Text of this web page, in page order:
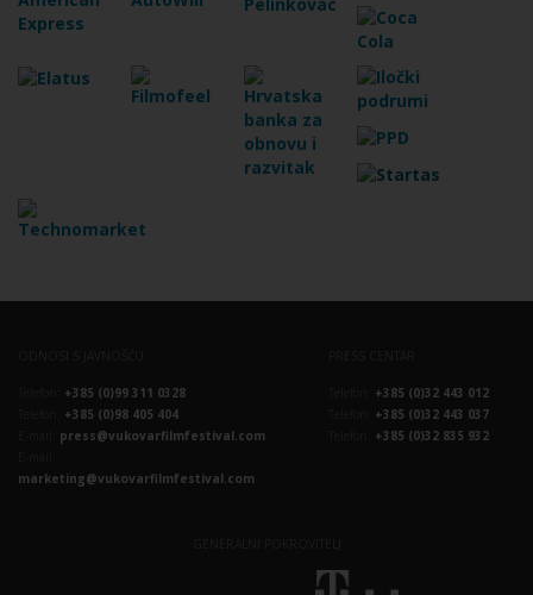
+385 (0)99 311 0328
+385 (0)98 405 404
press@vukovarfilmfestival.com
marketing@vukovarfilmfestival.com
+385 (0)32 443 012
+385 (0)32 443 037
+385 (0)32 835 932